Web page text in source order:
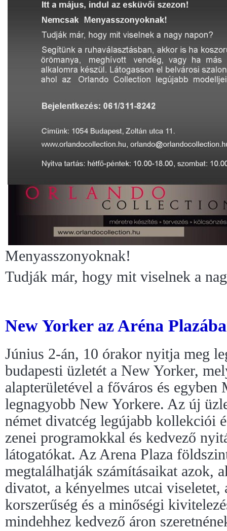
Menyasszonyoknak!
Tudják már, hogy mit viselnek a
New Yorker az Aréna
Június 2-án, 10 órakor nyitja meg
budapesti üzletét a New Yorker,
alapterületével a főváros és egyben
legnagyobb New Yorkere. Az új
német divatcég legújabb kollekciói
zenei programokkal és kedvező
látogatókat. Az Arena Plaza
megtalálhatják számításaikat azok,
divatot, a kényelmes utcai viseletet,
korszerűség és a minőségi
mindehhez kedvező áron